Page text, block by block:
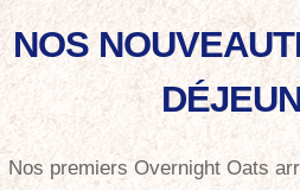
NOS
Nos premiers Overnight Oats